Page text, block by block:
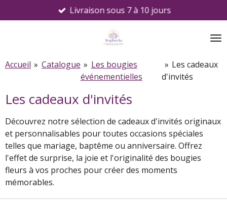
au
Livraison sous 7 à 10 jours
Accueil » Catalogue » Les bougies
événementielles
» Les cadeaux
d'invités
Les cadeaux d'invités
Découvrez notre sélection de cadeaux d'invités originaux
et personnalisables pour toutes occasions spéciales
telles que mariage, baptême ou anniversaire. Offrez
l'effet de surprise, la joie et l'originalité des bougies
fleurs à vos proches pour créer des moments
mémorables.